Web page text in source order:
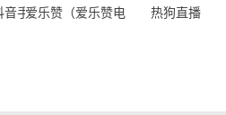
音手机下载)
爱乐赞（爱乐赞电脑手机下载）
热狗直播